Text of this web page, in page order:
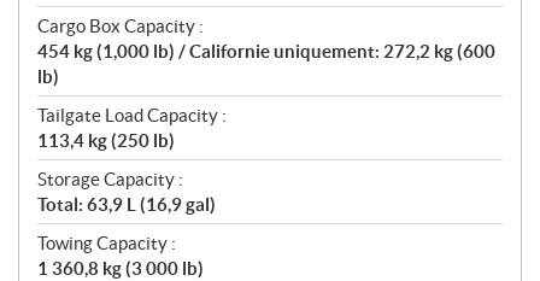
Cargo Box Capacity :
454 kg (1,000 lb) / Californie uniquement: 272,2 kg (600
lb)
Tailgate Load Capacity :
113,4 kg (250 lb)
Storage Capacity :
Total: 63,9 L (16,9 gal)
Towing Capacity :
1 360,8 kg (3 000 lb)